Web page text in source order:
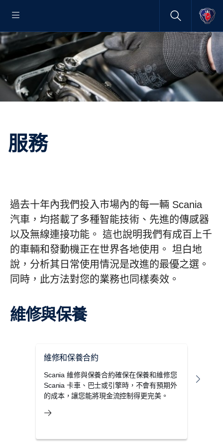
服務
過去十年內我們投入市場內的每一輛 Scania
汽車，均搭載了多種智能技術、先進的傳感器
以及無線連接功能。 這也說明我們有成百上千
的車輛和發動機正在世界各地使用。 坦白地
說，分析其日常使用情況是改進的最優之選。
同時，此方法對您的業務也同樣奏效。
維修與保養
維修和保養合約
Scania 維修與保養合約確保在保養和維修您
Scania 卡車、巴士或引擎時，不會有預期外
的成本，讓您能將現金流控制得更完美。